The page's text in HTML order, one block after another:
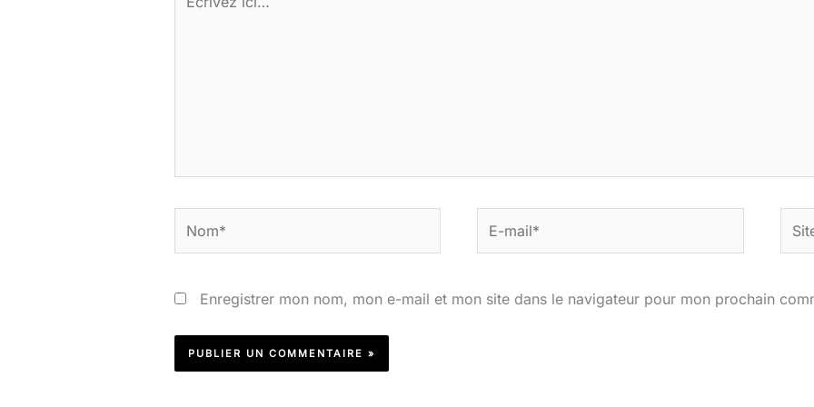
ici…
mail*
Enregistrer mon nom, mon e-mail et mon site dans le navigateur pour mon prochain